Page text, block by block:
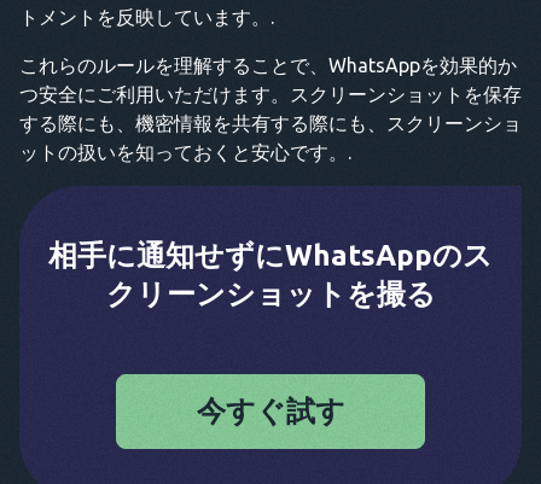
トメントを反映しています。.
これらのルールを理解することで、WhatsAppを効果的か
つ安全にご利用いただけます。スクリーンショットを保存
する際にも、機密情報を共有する際にも、スクリーンショ
ットの扱いを知っておくと安心です。.
相手に通知せずにWhatsAppのス
クリーンショットを撮る
今すぐ試す